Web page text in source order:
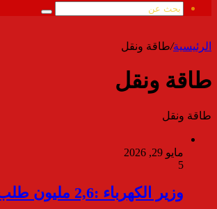
الموقع
بحث
الرئيسية/طاقة ونقل
طاقة ونقل
طاقة ونقل
مايو 29, 2026
5
وزير الكهرباء :2,6 مليون طلب وشكوى منذ مطلع العام الجاري تشمل طلبات توصيل التيار وتركيب العدادات